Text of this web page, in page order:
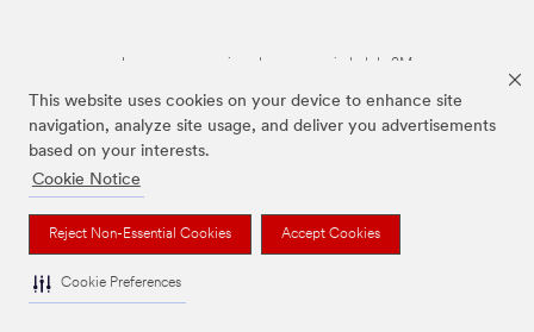
This website uses cookies on your device to enhance site
navigation, analyze site usage, and deliver you advertisements
based on your interests.
Cookie Notice
Reject Non-Essential Cookies Accept Cookies
Cookie Preferences
Las marcas mencionadas son propiedad de 3M